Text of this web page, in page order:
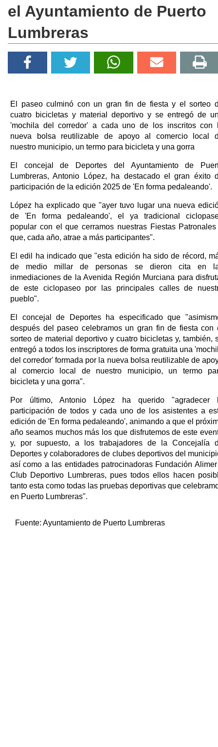
el Ayuntamiento de Puerto
Lumbreras
El paseo culminó con un gran fin de fiesta y el sorteo
cuatro bicicletas y material deportivo y se entregó de
'mochila del corredor' a cada uno de los inscritos con
nueva bolsa reutilizable de apoyo al comercio local
nuestro municipio, un termo para bicicleta y una gorra
El concejal de Deportes del Ayuntamiento de
Lumbreras, Antonio López, ha destacado el gran éxito
participación de la edición 2025 de 'En forma pedaleando'.
López ha explicado que "ayer tuvo lugar una nueva
de 'En forma pedaleando', el ya tradicional
popular con el que cerramos nuestras Fiestas
que, cada año, atrae a más participantes".
El edil ha indicado que "esta edición ha sido de récord,
de medio millar de personas se dieron cita en
inmediaciones de la Avenida Región Murciana para
de este ciclopaseo por las principales calles de
pueblo".
El concejal de Deportes ha especificado que
después del paseo celebramos un gran fin de fiesta con
sorteo de material deportivo y cuatro bicicletas y, también,
entregó a todos los inscriptores de forma gratuita una
del corredor' formada por la nueva bolsa reutilizable de
al comercio local de nuestro municipio, un termo
bicicleta y una gorra".
Por último, Antonio López ha querido "agradecer
participación de todos y cada uno de los asistentes a
edición de 'En forma pedaleando', animando a que el
año seamos muchos más los que disfrutemos de este
y, por supuesto, a los trabajadores de la Concejalía
Deportes y colaboradores de clubes deportivos del
así como a las entidades patrocinadoras Fundación
Club Deportivo Lumbreras, pues todos ellos hacen
tanto esta como todas las pruebas deportivas que
en Puerto Lumbreras".
Fuente: Ayuntamiento de Puerto Lumbreras